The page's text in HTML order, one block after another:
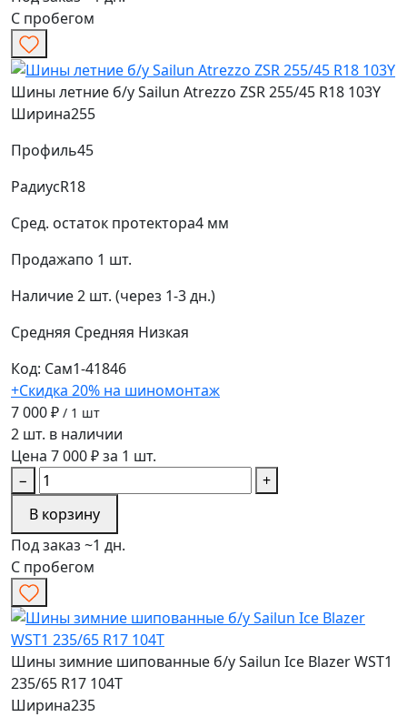
С пробегом
Шины летние б/у Sailun Atrezzo ZSR 255/45 R18 103Y
Ширина255
Профиль45
РадиусR18
Сред. остаток протектора4 мм
Продажапо 1 шт.
Наличие2 шт. (через 1-3 дн.)
Средняя Средняя Низкая
Код: Сам1-41846
+Скидка 20% на шиномонтаж
7 000 ₽ / 1 шт
2 шт. в наличии
Цена 7 000 ₽ за 1 шт.
−
+
В корзину
Под заказ ~1 дн.
С пробегом
Шины зимние шипованные б/у Sailun Ice Blazer WST1
235/65 R17 104T
Ширина235